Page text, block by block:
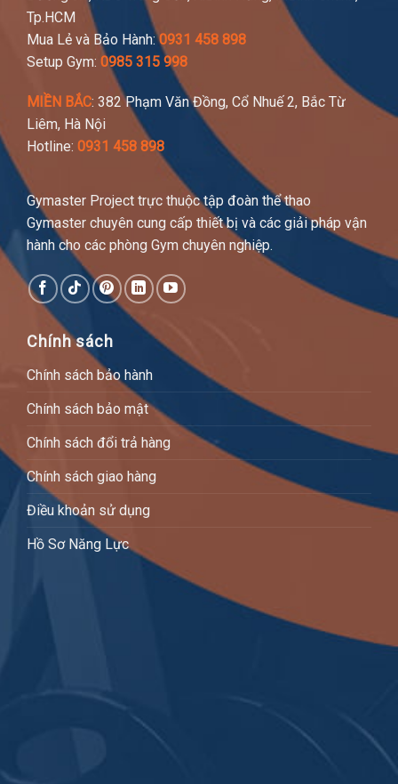
Tp.HCM
Mua Lẻ và Bảo Hành:0931 458 898
Setup Gym: 0985 315 998
MIỀN BẮC: 382 Phạm Văn Đồng, Cổ Nhuế 2, Bắc Từ
Liêm, Hà Nội
Hotline: 0931 458 898
Gymaster Project trực thuộc tập đoàn thể thao
Gymaster chuyên cung cấp thiết bị và các giải pháp vận
hành cho các phòng Gym chuyên nghiệp.
Chính sách
Chính sách bảo hành
Chính sách bảo mật
Chính sách đổi trả hàng
Chính sách giao hàng
Điều khoản sử dụng
Hồ Sơ Năng Lực